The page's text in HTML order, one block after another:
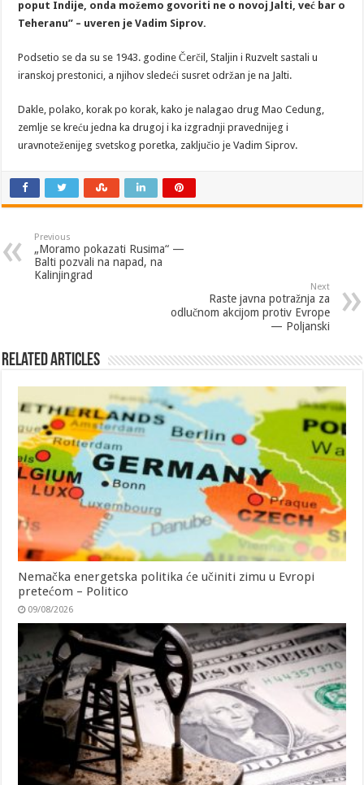
poput Indije, onda možemo govoriti ne o novoj Jalti, već bar o
Teheranu” – uveren je Vadim Siprov.
Podsetio se da su se 1943. godine Čerčil, Staljin i Ruzvelt sastali u
iranskoj prestonici, a njihov sledeći susret održan je na Jalti.
Dakle, polako, korak po korak, kako je nalagao drug Mao Cedung,
zemlje se kreću jedna ka drugoj i ka izgradnji pravednijeg i
uravnoteženijeg svetskog poretka, zaključio je Vadim Siprov.
Previous
„Moramo pokazati Rusima“ —
Balti pozvali na napad, na
Kalinjingrad
Next
Raste javna potražnja za
odlučnom akcijom protiv Evrope
— Poljanski
Related Articles
Nemačka energetska politika će učiniti zimu u Evropi
pretećom – Politico
09/08/2026